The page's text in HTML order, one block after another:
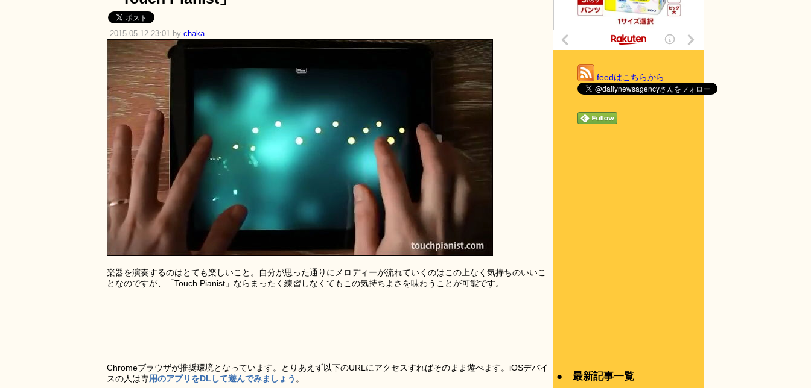
2015.05.12 23:01 by chaka
楽器を演奏するのはとても楽しいこと。自分が思った通りにメロディーが流れていくのはこの上なく気持ちのいいこ
となのですが、「Touch Pianist」ならまったく練習しなくてもこの気持ちよさを味わうことが可能です。
Chromeブラウザが推奨環境となっています。とりあえず以下のURLにアクセスすればそのまま遊べます。iOSデバイ
スの人は専用のアプリをDLして遊んでみましょう 。
feedはこちらから
● 最新記事一覧